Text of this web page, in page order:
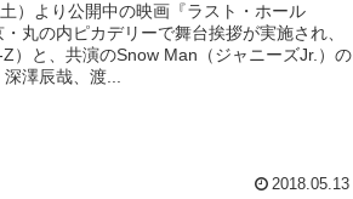
）より公開中の映画『ラスト・ホール
丸の内ピカデリーで舞台挨拶が実施され、
）と、共演のSnow Man（ジャニーズJr.）の
澤辰哉、渡...
2018.05.13